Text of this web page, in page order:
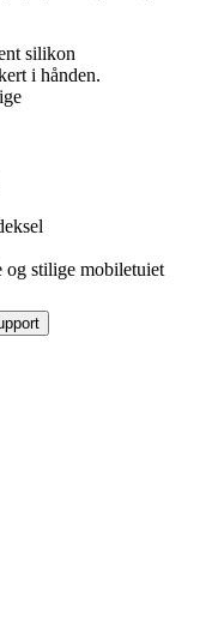
silikon
i hånden.
og stilige mobiletuiet